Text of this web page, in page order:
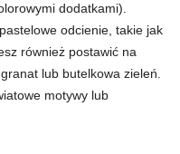
dodatkami).
odcienie, takie jak
również postawić na
lub butelkowa zieleń.
motywy lub